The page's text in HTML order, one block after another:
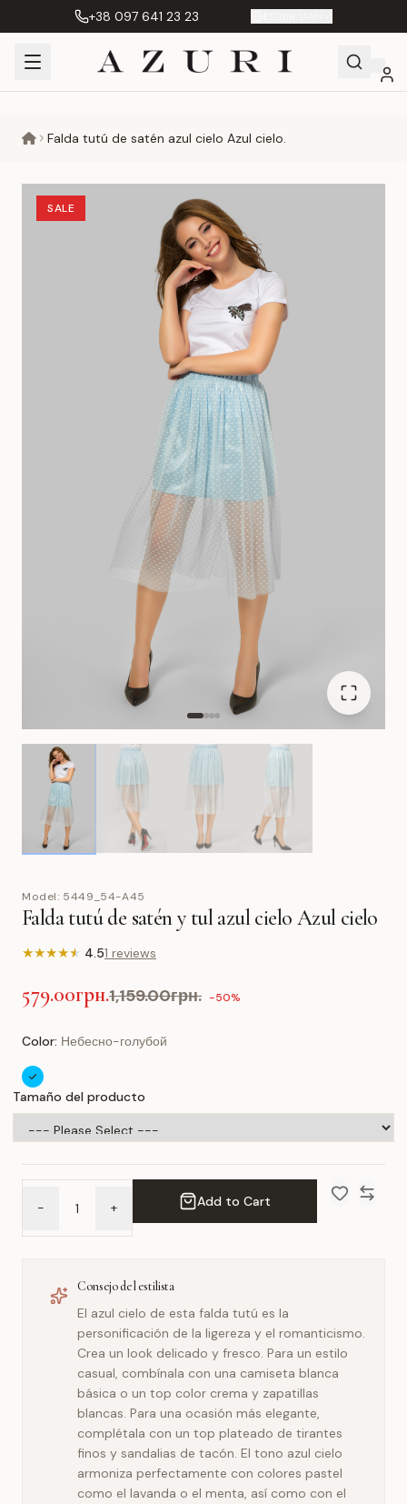
+38 097 641 23 23
Cart cuenta
Falda tutú de satén azul cielo Azul cielo.
SALE
Model: 5449_54-A45
Falda tutú de satén y tul azul cielo Azul cielo
★★★★★ 4.51 reviews
579.00грн.1,159.00грн. -50%
Color: Небесно-голубой
Tamaño del producto
- + Add to Cart
Consejo del estilista
El azul cielo de esta falda tutú es la
personificación de la ligereza y el romanticismo.
Crea un look delicado y fresco. Para un estilo
casual, combínala con una camiseta blanca
básica o un top color crema y zapatillas
blancas. Para una ocasión más elegante,
complétala con un top plateado de tirantes
finos y sandalias de tacón. El tono azul cielo
armoniza perfectamente con colores pastel
como el lavanda o el menta, así como con el